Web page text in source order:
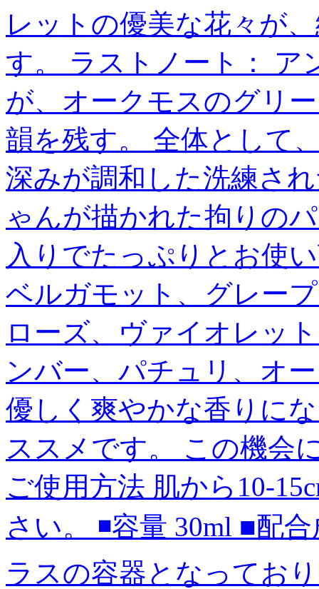
レットの優美な花々が
す。 ラストノート： ア
が、オークモスのグリ
韻を残す。 全体として
深みが調和した洗練さ
ゃんが描かれた拘りの
入りでたっぷりとお使
ベルガモット、グレー
ローズ、ヴァイオレッ
ンバー、パチュリ、オ
優しく爽やかな香りに
ススメです。 この機会
ご使用方法 肌から10-
さい。 ◾️容量 30ml ■
ラスの容器となってお